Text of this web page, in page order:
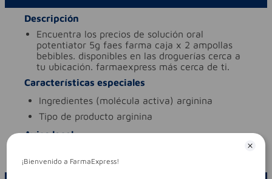
Descripción
encuentra los precios de solución oral
potentiator 5g faes farma caja x 2 ampollas
bebibles. disponibles en las droguerías cerca a
tu ubicación. farmaexpress más cerca de ti.
Características especiales
ingredientes (molécula activa) arginina
tipo de producto arginina
Aviso legal
¡Bienvenido a FarmaExpress!